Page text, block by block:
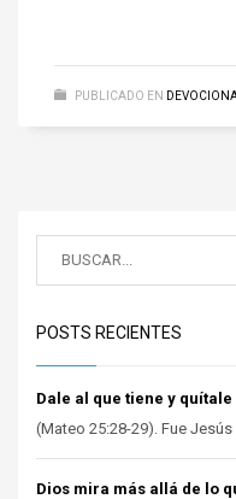
PUBLICADO EN
POSTS RECIENTES
Dale al que tiene y
(Mateo 25:28-29). Fue Jesús
Dios mira más allá de lo